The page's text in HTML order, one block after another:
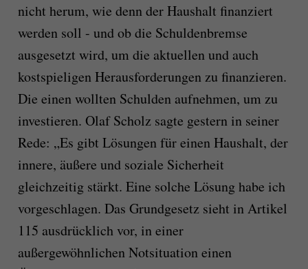
nicht herum, wie denn der Haushalt finanziert
werden soll - und ob die Schuldenbremse
ausgesetzt wird, um die aktuellen und auch
kostspieligen Herausforderungen zu finanzieren.
Die einen wollten Schulden aufnehmen, um zu
investieren. Olaf Scholz sagte gestern in seiner
Rede: „Es gibt Lösungen für einen Haushalt, der
innere, äußere und soziale Sicherheit
gleichzeitig stärkt. Eine solche Lösung habe ich
vorgeschlagen. Das Grundgesetz sieht in Artikel
115 ausdrücklich vor, in einer
außergewöhnlichen Notsituation einen